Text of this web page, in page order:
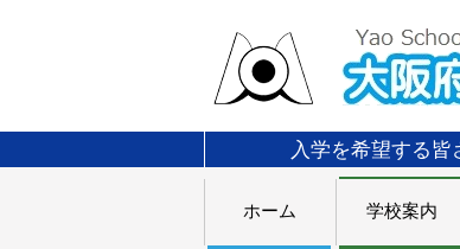
入学を希望する皆
ホーム 学校案内